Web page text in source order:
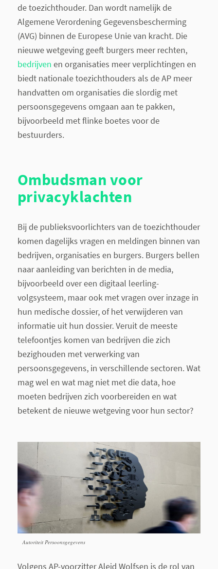
de toezichthouder. Dan wordt namelijk de
Algemene Verordening Gegevensbescherming
(AVG) binnen de Europese Unie van kracht. Die
nieuwe wetgeving geeft burgers meer rechten,
bedrijven en organisaties meer verplichtingen en
biedt nationale toezichthouders als de AP meer
handvatten om organisaties die slordig met
persoonsgegevens omgaan aan te pakken,
bijvoorbeeld met flinke boetes voor de
bestuurders.
Ombudsman voor
privacyklachten
Bij de publieksvoorlichters van de toezichthouder
komen dagelijks vragen en meldingen binnen van
bedrijven, organisaties en burgers. Burgers bellen
naar aanleiding van berichten in de media,
bijvoorbeeld over een digitaal leerling-
volgsysteem, maar ook met vragen over inzage in
hun medische dossier, of het verwijderen van
informatie uit hun dossier. Veruit de meeste
telefoontjes komen van bedrijven die zich
bezighouden met verwerking van
persoonsgegevens, in verschillende sectoren. Wat
mag wel en wat mag niet met die data, hoe
moeten bedrijven zich voorbereiden en wat
betekent de nieuwe wetgeving voor hun sector?
Autoriteit Persoonsgegevens
Volgens AP-voorzitter Aleid Wolfsen is de rol van